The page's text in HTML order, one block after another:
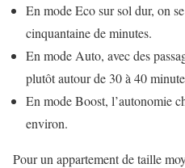
En mode Eco sur sol dur, on
cinquantaine de minutes.
En mode Auto, avec des
plutôt autour de 30 à 40
En mode Boost, l’autonomie
environ.
Pour un appartement de taille